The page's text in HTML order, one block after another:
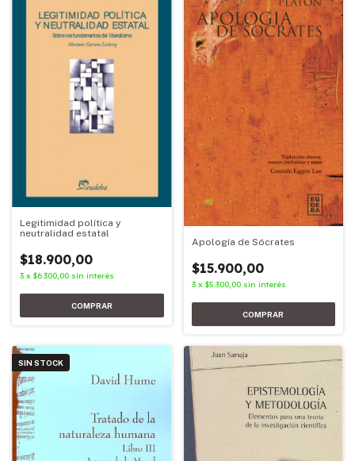
Legitimidad política y
neutralidad estatal
$18.900,00
3 x $6.300,00 sin interés
Apología de Sócrates
$15.900,00
3 x $5.300,00 sin interés
SIN STOCK